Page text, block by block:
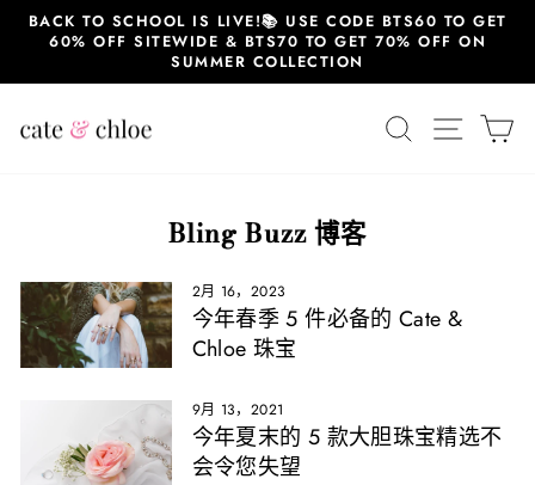
容
BACK TO SCHOOL IS LIVE!📚 USE CODE BTS60 TO GET
60% OFF SITEWIDE & BTS70 TO GET 70% OFF ON
SUMMER COLLECTION
搜索 站点导
Bling Buzz 博客
2月 16，2023
今年春季 5 件必备的 Cate &
Chloe 珠宝
9月 13，2021
今年夏末的 5 款大胆珠宝精选不
会令您失望